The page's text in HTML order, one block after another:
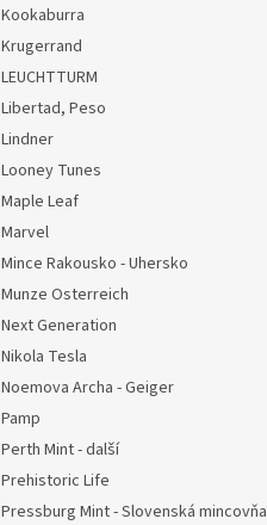
Kookaburra
Krugerrand
LEUCHTTURM
Libertad, Peso
Lindner
Looney Tunes
Maple Leaf
Marvel
Mince Rakousko - Uhersko
Munze Osterreich
Next Generation
Nikola Tesla
Noemova Archa - Geiger
Pamp
Perth Mint - další
Prehistoric Life
Pressburg Mint - Slovenská mincovňa